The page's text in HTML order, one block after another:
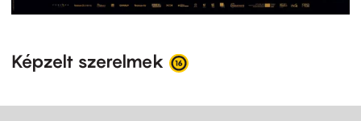
Képzelt szerelmek